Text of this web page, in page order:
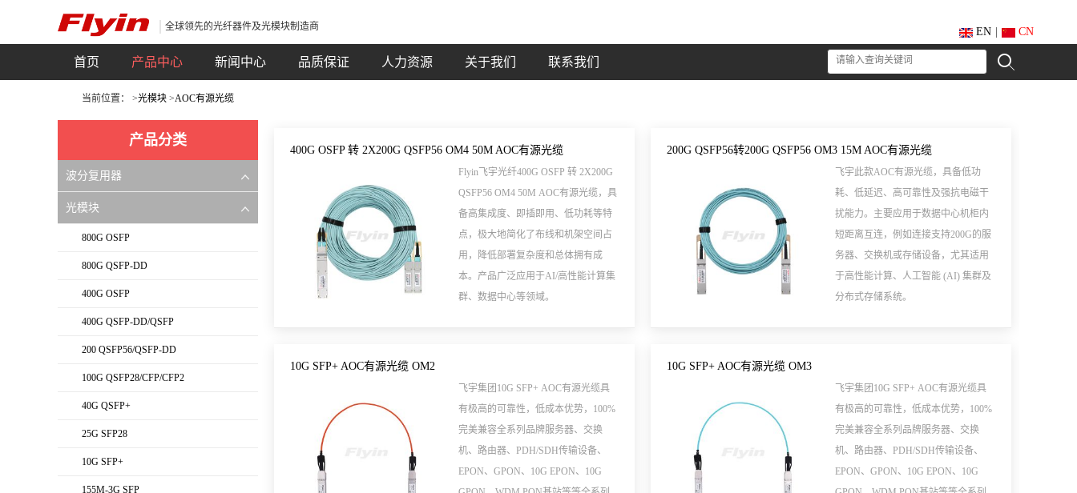
全球领先的光纤器件及光模块制造商 EN CN
首页 产品中心 新闻中心 品质保证 人力资源 关于我们 联系我们
当前位置： >光模块 >AOC有源光缆
产品分类
波分复用器
光模块
800G OSFP
800G QSFP-DD
400G OSFP
400G QSFP-DD/QSFP
200 QSFP56/QSFP-DD
100G QSFP28/CFP/CFP2
40G QSFP+
25G SFP28
10G SFP+
155M-3G SFP
400G OSFP 转 2X200G QSFP56 OM4 50M AOC有源光缆
Flyin飞宇光纤400G OSFP 转 2X200G
QSFP56 OM4 50M AOC有源光缆，具
备高集成度、即插即用、低功耗等特
点，极大地简化了布线和机架空间占
用，降低部署复杂度和总体拥有成
本。产品广泛应用于AI/高性能计算集
群、数据中心等领域。
200G QSFP56转200G QSFP56 OM3 15M AOC有源光缆
飞宇此款AOC有源光缆，具备​​低功
耗、低延迟、高可靠性​​及强​​抗电磁干
扰​​能力。主要应用于​​数据中心机柜内
短距离互连​​，例如连接支持200G的​​服
务器、交换机或存储设备​​，尤其适用
于​​高性能计算、人工智能 (AI) 集群及
分布式存储系统​​。
10G SFP+ AOC有源光缆 OM2
飞宇集团10G SFP+ AOC有源光缆具
有极高的可靠性，低成本优势，100%
完美兼容全系列品牌服务器、交换
机、路由器、PDH/SDH传输设备、
EPON、GPON、10G EPON、10G
10G SFP+ AOC有源光缆 OM3
飞宇集团10G SFP+ AOC有源光缆具
有极高的可靠性，低成本优势，100%
完美兼容全系列品牌服务器、交换
机、路由器、PDH/SDH传输设备、
EPON、GPON、10G EPON、10G